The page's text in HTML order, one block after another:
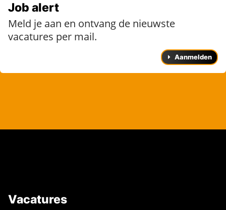
Job alert
Meld je aan en ontvang de nieuwste
vacatures per mail.
Aanmelden
Vacatures